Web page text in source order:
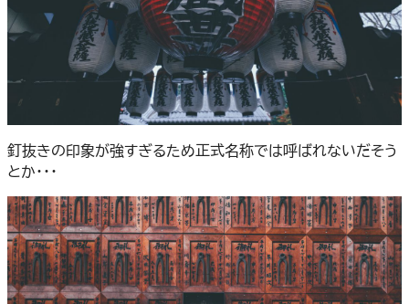
釘抜きの印象が強すぎるため正式名称では呼ばれないだそう
とか・・・